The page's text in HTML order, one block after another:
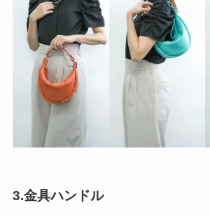
3.金具ハンドル